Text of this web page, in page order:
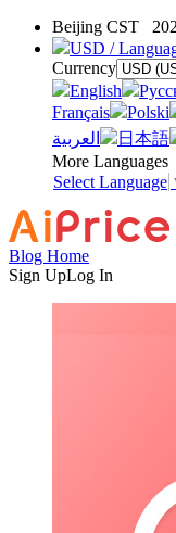
Beijing CST
USD /
Currency
English
Français
Polski
العربية
日本語
More Languages
Select Language
Blog Home
Sign UpLog In